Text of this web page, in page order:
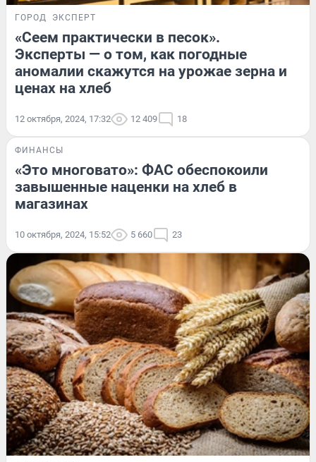
ГОРОД ЭКСПЕРТ
«Сеем практически в песок».
Эксперты — о том, как погодные
аномалии скажутся на урожае зерна и
ценах на хлеб
12 октября, 2024, 17:32 12 409 18
ФИНАНСЫ
«Это многовато»: ФАС обеспокоили
завышенные наценки на хлеб в
магазинах
10 октября, 2024, 15:52 5 660 23